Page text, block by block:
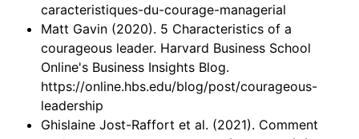
caracteristiques-du-courage-managerial
Matt Gavin (2020). 5 Characteristics of a
courageous leader. Harvard Business School
Online's Business Insights Blog.
https://online.hbs.edu/blog/post/courageous-
leadership
Ghislaine Jost-Raffort et al. (2021). Comment